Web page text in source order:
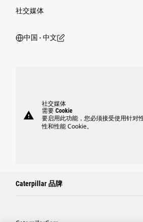
社交媒体
中国 ‧ 中文
warning
社交媒体
需要 Cookie
要启用此功能，您必须接受使用针对
性和性能 Cookie。
Caterpillar 品牌